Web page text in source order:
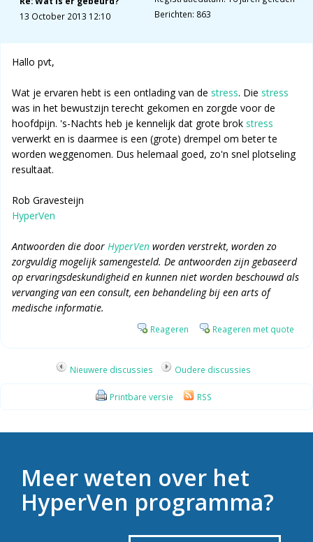
13 October 2013 12:10
Berichten: 863
Hallo pvt,
Wat je ervaren hebt is een ontlading van de stress. Die stress
was in het bewustzijn terecht gekomen en zorgde voor de
hoofdpijn. 's-Nachts heb je kennelijk dat grote brok stress
verwerkt en is daarmee is een (grote) drempel om beter te
worden weggenomen. Dus helemaal goed, zo'n snel plotseling
resultaat.
Rob Gravesteijn
HyperVen
Antwoorden die door HyperVen worden verstrekt, worden zo
zorgvuldig mogelijk samengesteld. De antwoorden zijn gebaseerd
op ervaringsdeskundigheid en kunnen niet worden beschouwd als
vervanging van een consult, een behandeling bij een arts of
medische informatie.
Reageren Reageren met quote
Nieuwere discussies Oudere discussies
Printbare versie RSS
Meer weten over het
HyperVen programma?